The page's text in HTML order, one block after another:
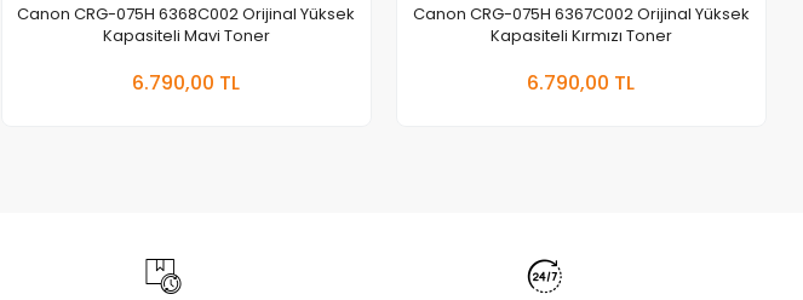
Canon CRG-075H 6368C002 Orijinal Yüksek
Kapasiteli Mavi Toner
6.790,00 TL
Canon CRG-075H 6367C002 Orijinal Yüksek
Kapasiteli Kırmızı Toner
6.790,00 TL